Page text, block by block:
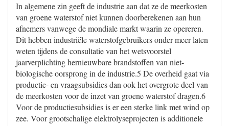
In algemene zin geeft de industrie aan dat ze de meerkosten
van groene waterstof niet kunnen doorberekenen aan hun
afnemers vanwege de mondiale markt waarin ze opereren.
Dit hebben industriële waterstofgebruikers onder meer laten
weten tijdens de consultatie van het wetsvoorstel
jaarverplichting hernieuwbare brandstoffen van niet-
biologische oorsprong in de industrie.5 De overheid gaat via
productie- en vraagsubsidies dan ook het overgrote deel van
de meerkosten voor de inzet van groene waterstof dragen.6
Voor de productiesubsidies is er een sterke link met wind op
zee. Voor grootschalige elektrolyseprojecten is additionele